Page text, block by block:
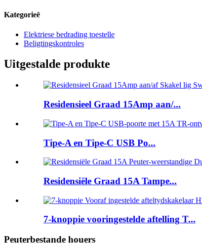
Kategorieë
Elektriese bedrading toestelle
Beligtingskontroles
Uitgestalde produkte
Residensieel Graad 15Amp aan/...
Tipe-A en Tipe-C USB Po...
Residensiële Graad 15A Tampe...
7-knoppie vooringestelde aftelling T...
Peuterbestande houers